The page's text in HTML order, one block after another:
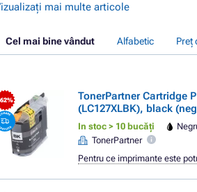
mai multe articole
Cel mai bine vândut Alfabetic Preț
TonerPartner Cartridge
(LC127XLBK), black
In stoc > 10 bucăți
TonerPartner
Pentru ce imprimante este